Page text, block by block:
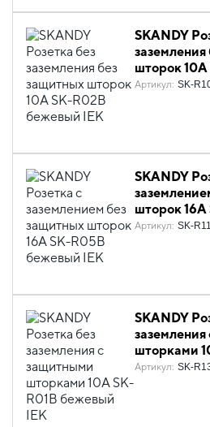
SKANDY
шторок
бежевый
Артикул: SK-
SKANDY
шторок
бежевый
Артикул: SK-
SKANDY
шторками
бежевый
Артикул: SK-